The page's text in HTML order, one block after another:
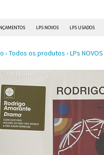
LPS NOVOS LPS USADOS
› Todos os produtos › LPs NOVOS